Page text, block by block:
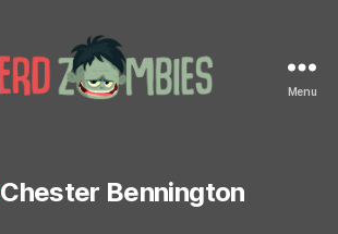
Menu
Chester Bennington